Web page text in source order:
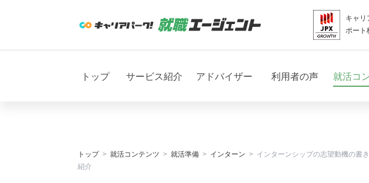
キャリ
ポート
トップ サービス紹介 アドバイザー 利用者の声 就活コ
トップ 就活コンテンツ 就活準備 インターン
インターンシップの志望動機の書
紹介